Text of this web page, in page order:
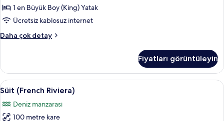
1 en Büyük Boy (King) Yatak
Ücretsiz kablosuz internet
Daha çok detay
Panoramic
fazla
detay
Fiyatları görüntüleyin
Süit
(French
Riviera)
Süit (French Riviera) | Mısır pamuklu
6
Süit (French Riviera)
Deniz manzarası
100 metre kare